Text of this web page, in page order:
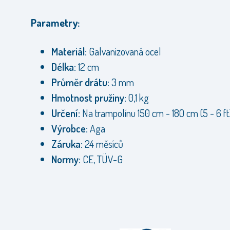
Parametry:
Materiál: Galvanizovaná ocel
Délka:12 cm
Průměr drátu:3 mm
Hmotnost pružiny:0,1 kg
Určení: Na trampolínu 150 cm - 180 cm (5 - 6
Výrobce:Aga
Záruka:24 měsíců
Normy: CE, TÜV-G